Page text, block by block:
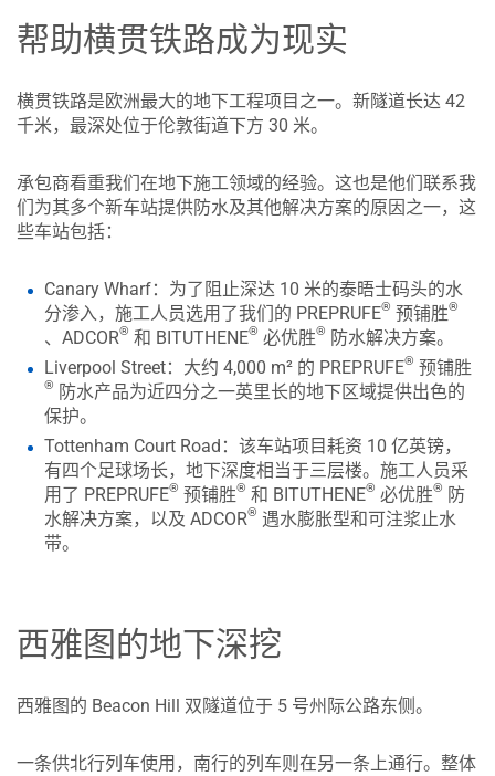
帮助横贯铁路成为现实
横贯铁路是欧洲最大的地下工程项目之一。新隧道长达 42
千米，最深处位于伦敦街道下方 30 米。
承包商看重我们在地下施工领域的经验。这也是他们联系我
们为其多个新车站提供防水及其他解决方案的原因之一，这
些车站包括：
Canary Wharf：为了阻止深达 10 米的泰晤士码头的水
分渗入，施工人员选用了我们的 PREPRUFE® 预铺胜®
、ADCOR® 和 BITUTHENE® 必优胜® 防水解决方案。
Liverpool Street：大约 4,000 m² 的 PREPRUFE® 预铺胜
® 防水产品为近四分之一英里长的地下区域提供出色的
保护。
Tottenham Court Road：该车站项目耗资 10 亿英镑，
有四个足球场长，地下深度相当于三层楼。施工人员采
用了 PREPRUFE® 预铺胜® 和 BITUTHENE® 必优胜® 防
水解决方案，以及 ADCOR® 遇水膨胀型和可注浆止水
带。
西雅图的地下深挖
西雅图的 Beacon Hill 双隧道位于 5 号州际公路东侧。
一条供北行列车使用，南行的列车则在另一条上通行。整体